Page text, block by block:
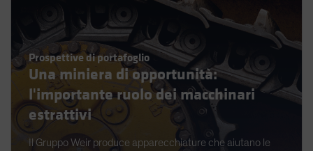
Sweden
Switzerland
Taiwan - 台灣
UK
United States (US Citizens)
US (Non-US Citizens/NRC)
Prospettive di portafoglio
Una miniera di opportunità:
l'importante ruolo dei macchinari
estrattivi
Il Gruppo Weir produce apparecchiature che aiutano le